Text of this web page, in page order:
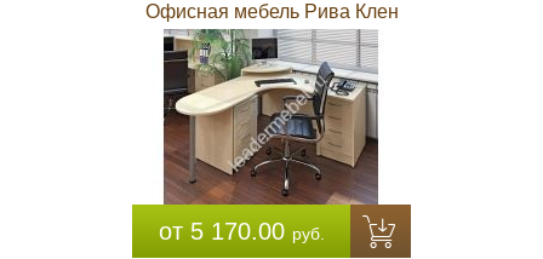
Офисная мебель Рива Клен
от 5 170.00 руб.